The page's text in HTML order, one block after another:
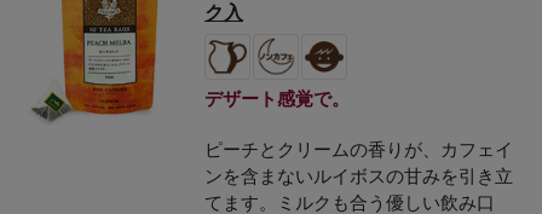
ク入
デザート感覚で。
ピーチとクリームの香りが、カフェイ
ンを含まないルイボスの甘みを引き立
てます。ミルクも合う優しい飲み口